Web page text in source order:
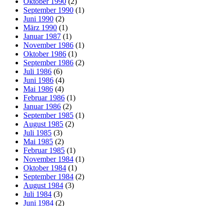
September 1990 (1)
Juni 1990 (2)
März 1990 (1)
Januar 1987 (1)
November 1986 (1)
Oktober 1986 (1)
September 1986 (2)
Juli 1986 (6)
Juni 1986 (4)
Mai 1986 (4)
Februar 1986 (1)
Januar 1986 (2)
September 1985 (1)
August 1985 (2)
Juli 1985 (3)
Mai 1985 (2)
Februar 1985 (1)
November 1984 (1)
Oktober 1984 (1)
September 1984 (2)
August 1984 (3)
Juli 1984 (3)
Juni 1984 (2)